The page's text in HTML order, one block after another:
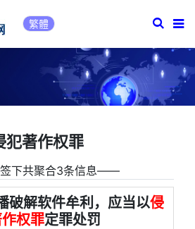
繁體
犯著作权罪
下共聚合3条信息――
破解软件牟利，应当以侵
权罪定罪处罚